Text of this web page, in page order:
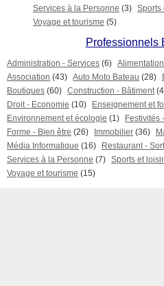
Services à la Personne (3) Sports
Voyage et tourisme (5)
Professionnels
Administration - Services (6) Alimentation
Association (43) Auto Moto Bateau (28)
Boutiques (60) Construction - Bâtiment
Droit - Economie (10) Enseignement et
Environnement et écologie (1) Festivités
Forme - Bien être (26) Immobilier (36)
Média Informatique (16) Restaurant -
Services à la Personne (7) Sports et
Voyage et tourisme (15)